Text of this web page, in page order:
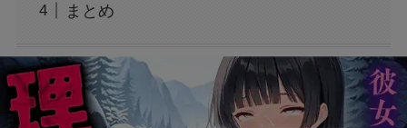
クセスできなくても買える？
FIFAワールドカップ2026はどこで見れる？配
まとめ